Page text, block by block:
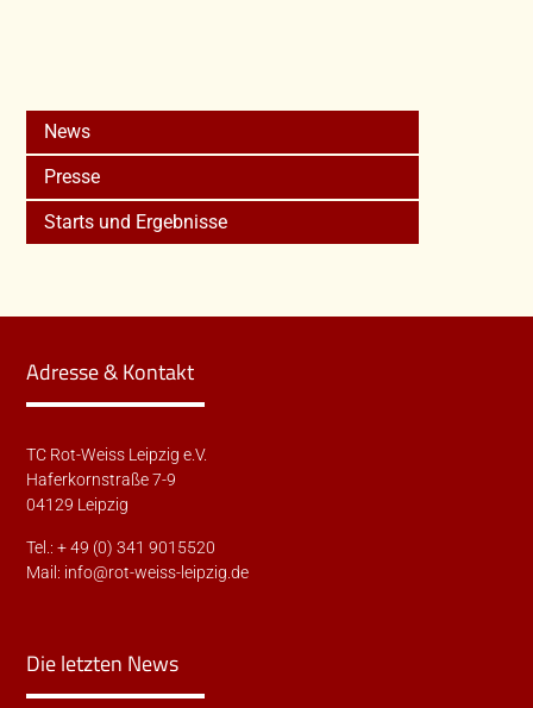
News
Presse
Starts und Ergebnisse
Adresse & Kontakt
TC Rot-Weiss Leipzig e.V.
Haferkornstraße 7-9
04129 Leipzig
Tel.: + 49 (0) 341 9015520
Mail: info@rot-weiss-leipzig.de
Die letzten News